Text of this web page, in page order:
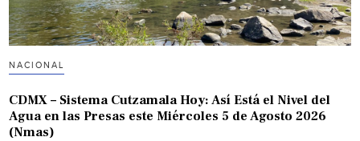
NACIONAL
CDMX – Sistema Cutzamala Hoy: Así Está el Nivel del
Agua en las Presas este Miércoles 5 de Agosto 2026
(Nmas)